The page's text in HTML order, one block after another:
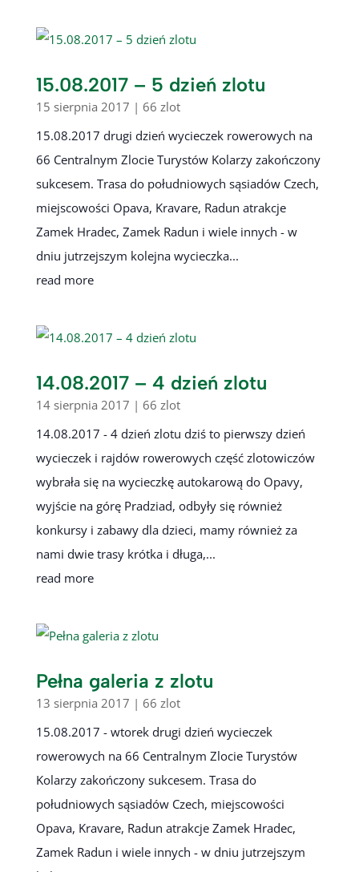
15.08.2017 – 5 dzień zlotu
15 sierpnia 2017 | 66 zlot
15.08.2017 drugi dzień wycieczek rowerowych na
66 Centralnym Zlocie Turystów Kolarzy zakończony
sukcesem. Trasa do południowych sąsiadów Czech,
miejscowości Opava, Kravare, Radun atrakcje
Zamek Hradec, Zamek Radun i wiele innych - w
dniu jutrzejszym kolejna wycieczka...
read more
14.08.2017 – 4 dzień zlotu
14 sierpnia 2017 | 66 zlot
14.08.2017 - 4 dzień zlotu dziś to pierwszy dzień
wycieczek i rajdów rowerowych część zlotowiczów
wybrała się na wycieczkę autokarową do Opavy,
wyjście na górę Pradziad, odbyły się również
konkursy i zabawy dla dzieci, mamy również za
nami dwie trasy krótka i długa,...
read more
Pełna galeria z zlotu
13 sierpnia 2017 | 66 zlot
15.08.2017 - wtorek drugi dzień wycieczek
rowerowych na 66 Centralnym Zlocie Turystów
Kolarzy zakończony sukcesem. Trasa do
południowych sąsiadów Czech, miejscowości
Opava, Kravare, Radun atrakcje Zamek Hradec,
Zamek Radun i wiele innych - w dniu jutrzejszym